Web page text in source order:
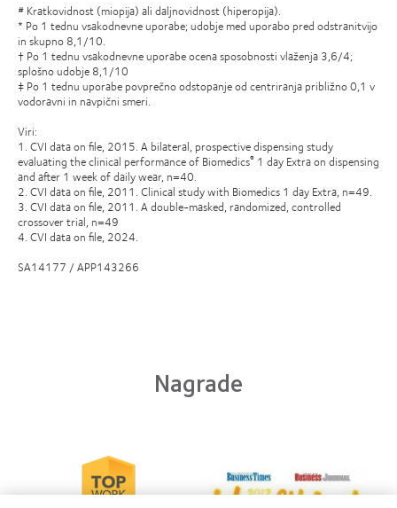
# Kratkovidnost (miopija) ali daljnovidnost (hiperopija).
* Po 1 tednu vsakodnevne uporabe; udobje med uporabo pred odstranitvijo
in skupno 8,1/10.
† Po 1 tednu vsakodnevne uporabe ocena sposobnosti vlaženja 3,6/4;
splošno udobje 8,1/10
‡ Po 1 tednu uporabe povprečno odstopanje od centriranja približno 0,1 v
vodoravni in navpični smeri.
Viri:
1. CVI data on file, 2015. A bilateral, prospective dispensing study
evaluating the clinical performance of Biomedics® 1 day Extra on dispensing
and after 1 week of daily wear, n=40.
2. CVI data on file, 2011. Clinical study with Biomedics 1 day Extra, n=49.
3. CVI data on file, 2011. A double-masked, randomized, controlled
crossover trial, n=49
4. CVI data on file, 2024.
SA14177 / APP143266
Nagrade
Learn
more
about
Learn
more